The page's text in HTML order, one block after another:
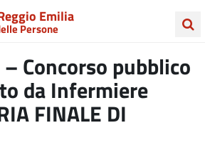
Emilia
Persone
Concorso pubblico
da Infermiere
FINALE DI